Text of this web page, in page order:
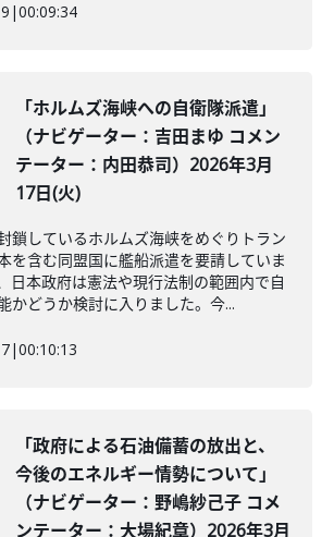
|00:09:34
「ホルムズ海峡への自衛隊派遣」
（ナビゲーター：吉田まゆ コメン
テーター：内田恭司）2026年3月
17日(火)
鎖しているホルムズ海峡をめぐりトラン
を含む同盟国に艦船派遣を要請していま
日本政府は憲法や現行法制の範囲内で自
かどうか検討に入りました。今...
|00:10:13
「政府による石油備蓄の放出と、
今後のエネルギー情勢について」
（ナビゲーター：野嶋紗己子 コメ
ンテーター：大場紀章）2026年3月